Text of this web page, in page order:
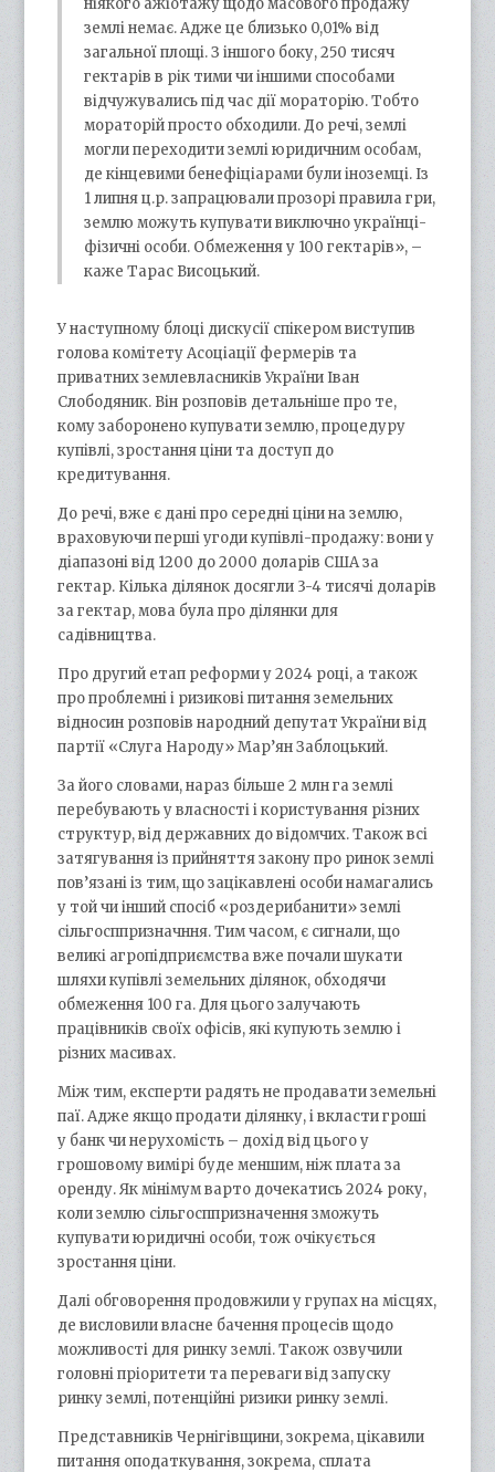
землі немає. Адже це близько 0,01% від
загальної площі. З іншого боку, 250 тисяч
гектарів в рік тими чи іншими способами
відчужувались під час дії мораторію. Тобто
мораторій просто обходили. До речі, землі
могли переходити землі юридичним особам,
де кінцевими бенефіціарами були іноземці. Із
1 липня ц.р. запрацювали прозорі правила гри,
землю можуть купувати виключно українці-
фізичні особи. Обмеження у 100 гектарів», –
каже Тарас Висоцький.
У наступному блоці дискусії спікером виступив
голова комітету Асоціації фермерів та
приватних землевласників України Іван
Слободяник. Він розповів детальніше про те,
кому заборонено купувати землю, процедуру
купівлі, зростання ціни та доступ до
кредитування.
До речі, вже є дані про середні ціни на землю,
враховуючи перші угоди купівлі-продажу: вони у
діапазоні від 1200 до 2000 доларів США за
гектар. Кілька ділянок досягли 3-4 тисячі доларів
за гектар, мова була про ділянки для
садівництва.
Про другий етап реформи у 2024 році, а також
про проблемні і ризикові питання земельних
відносин розповів народний депутат України від
партії «Слуга Народу» Мар’ян Заблоцький.
За його словами, нараз більше 2 млн га землі
перебувають у власності і користування різних
структур, від державних до відомчих. Також всі
затягування із прийняття закону про ринок землі
пов’язані із тим, що зацікавлені особи намагались
у той чи інший спосіб «роздерибанити» землі
сільгосппризначння. Тим часом, є сигнали, що
великі агропідприємства вже почали шукати
шляхи купівлі земельних ділянок, обходячи
обмеження 100 га. Для цього залучають
працівників своїх офісів, які купують землю і
різних масивах.
Між тим, експерти радять не продавати земельні
паї. Адже якщо продати ділянку, і вкласти гроші
у банк чи нерухомість – дохід від цього у
грошовому вимірі буде меншим, ніж плата за
оренду. Як мінімум варто дочекатись 2024 року,
коли землю сільгосппризначення зможуть
купувати юридичні особи, тож очікується
зростання ціни.
Далі обговорення продовжили у групах на місцях,
де висловили власне бачення процесів щодо
можливості для ринку землі. Також озвучили
головні пріоритети та переваги від запуску
ринку землі, потенційні ризики ринку землі.
Представників Чернігівщини, зокрема, цікавили
питання оподаткування, зокрема, сплата